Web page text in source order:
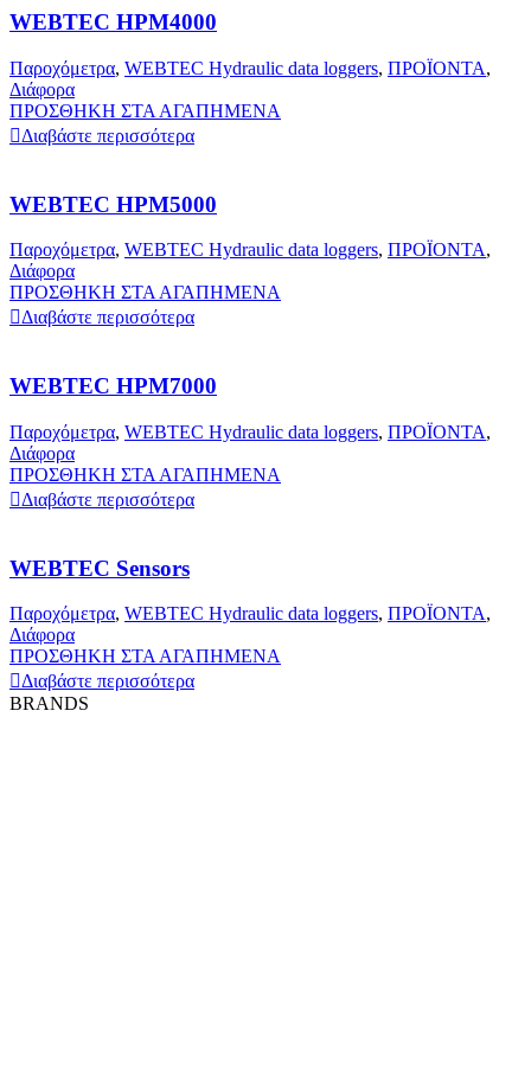
WEBTEC HPM4000
Παροχόμετρα, WEBTEC Hydraulic data loggers, ΠΡΟΪΟΝΤΑ,
Διάφορα
ΠΡΟΣΘΗΚΗ ΣΤΑ ΑΓΑΠΗΜΕΝΑ
Διαβάστε περισσότερα
WEBTEC HPM5000
Παροχόμετρα, WEBTEC Hydraulic data loggers, ΠΡΟΪΟΝΤΑ,
Διάφορα
ΠΡΟΣΘΗΚΗ ΣΤΑ ΑΓΑΠΗΜΕΝΑ
Διαβάστε περισσότερα
WEBTEC HPM7000
Παροχόμετρα, WEBTEC Hydraulic data loggers, ΠΡΟΪΟΝΤΑ,
Διάφορα
ΠΡΟΣΘΗΚΗ ΣΤΑ ΑΓΑΠΗΜΕΝΑ
Διαβάστε περισσότερα
WEBTEC Sensors
Παροχόμετρα, WEBTEC Hydraulic data loggers, ΠΡΟΪΟΝΤΑ,
Διάφορα
ΠΡΟΣΘΗΚΗ ΣΤΑ ΑΓΑΠΗΜΕΝΑ
Διαβάστε περισσότερα
BRANDS